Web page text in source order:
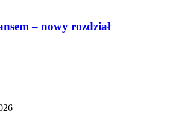
– nowy rozdział